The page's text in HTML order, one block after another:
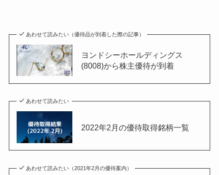
あわせて読みたい（優待品が到着した際の記事）
ヨンドシーホールディングス
(8008)から株主優待が到着
あわせて読みたい
2022年2月の優待取得銘柄一覧
あわせて読みたい（2021年2月の優待案内）